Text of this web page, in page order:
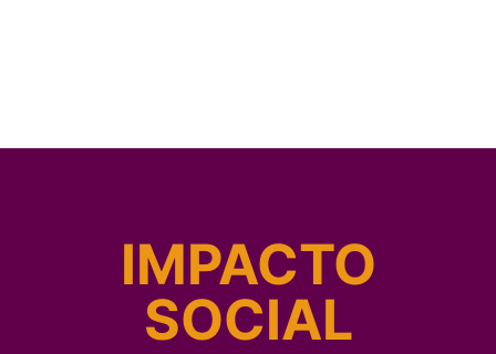
IMPACTO
SOCIAL